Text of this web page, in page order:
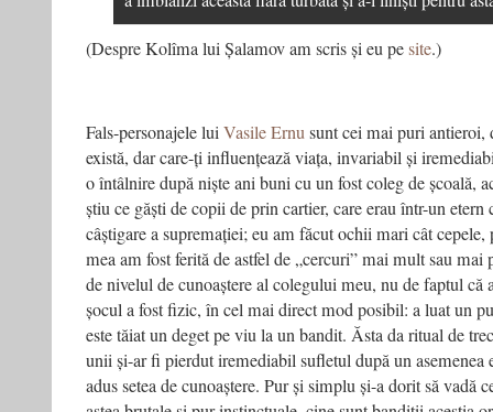
(Despre Kolîma lui Șalamov am scris și eu pesite.)
Fals-personajele luiVasile Ernusunt cei mai puri antieroi,
există, dar care-ți influențează viața, invariabil și
o întâlnire după niște ani buni cu un fost coleg de școală,
știu ce găști de copii de prin cartier, care erau într-un
câștigare a supremației; eu am făcut ochii mari cât
mea am fost ferită de astfel de „cercuri” mai mult sau
de nivelul de cunoaștere al colegului meu, nu de faptul că
șocul a fost fizic, în cel mai direct mod posibil: a luat un
este tăiat un deget pe viu la un bandit. Ăsta da ritual de
unii și-ar fi pierdut iremediabil sufletul după un asemenea
adus setea de cunoaștere. Pur și simplu și-a dorit să vadă